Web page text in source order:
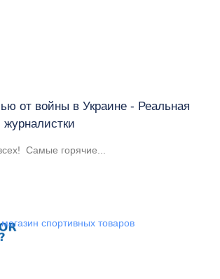
от войны в Украине - Реальная
Самые горячие...